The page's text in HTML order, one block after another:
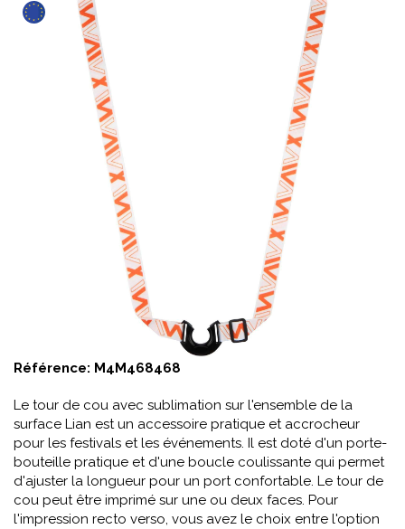
Référence: M4M468468
Le tour de cou avec sublimation sur l'ensemble de la
surface Lian est un accessoire pratique et accrocheur
pour les festivals et les événements. Il est doté d'un porte-
bouteille pratique et d'une boucle coulissante qui permet
d'ajuster la longueur pour un port confortable. Le tour de
cou peut être imprimé sur une ou deux faces. Pour
l'impression recto verso, vous avez le choix entre l'option